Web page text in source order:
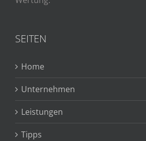
SEITEN
Home
Unternehmen
Leistungen
Tipps